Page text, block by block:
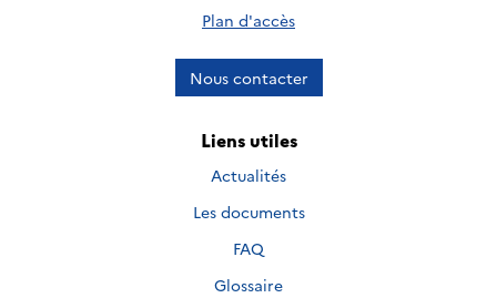
Plan d'accès
Nous contacter
Liens utiles
Actualités
Les documents
FAQ
Glossaire